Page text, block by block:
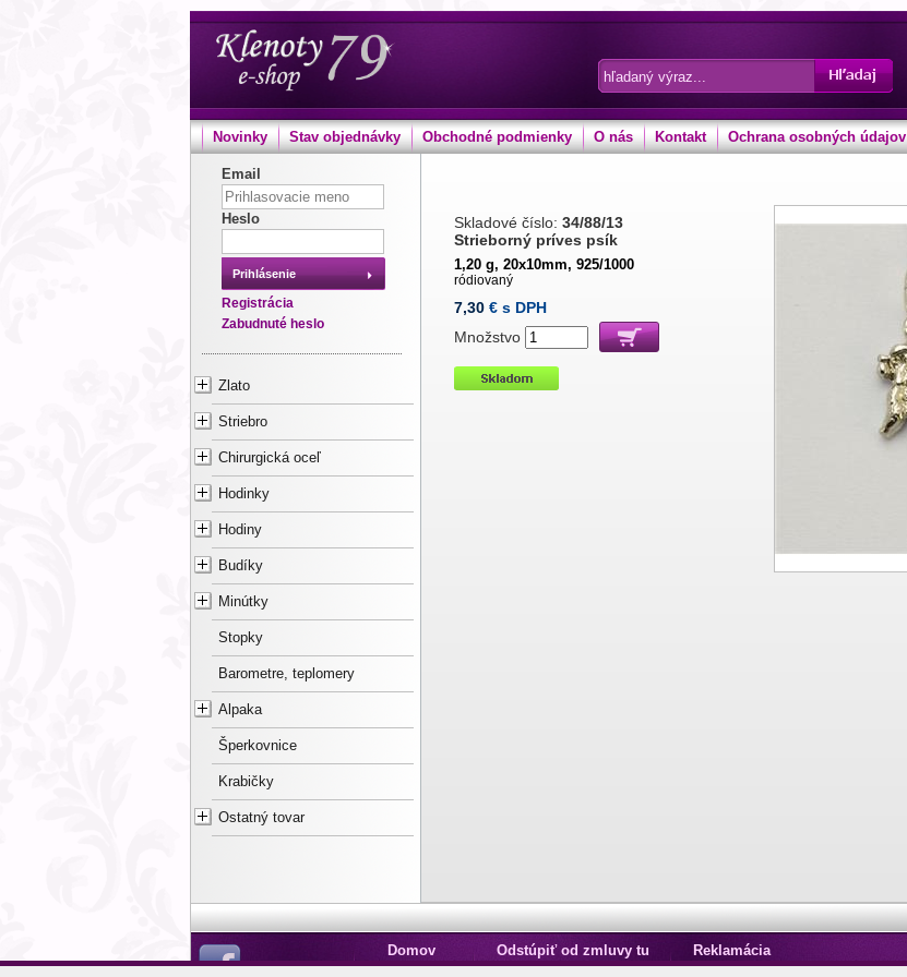
Novinky Stav objednávky Obchodné podmienky O nás Kontakt Ochrana osobných údajov
Email
Heslo
Prihlásenie
Registrácia
Zabudnuté heslo
Zlato
Striebro
Chirurgická oceľ
Hodinky
Hodiny
Budíky
Minútky
Stopky
Barometre, teplomery
Alpaka
Šperkovnice
Krabičky
Ostatný tovar
Skladové číslo: 34/88/13
Strieborný príves psík
1,20 g, 20x10mm, 925/1000
ródiovaný
7,30 € s DPH
Množstvo
Domov
Odstúpiť od zmluvy tu
Reklamácia